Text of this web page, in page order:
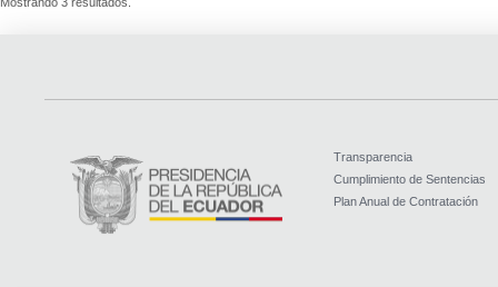
Transparencia
Cumplimiento de Sentencias
Plan Anual de Contratación